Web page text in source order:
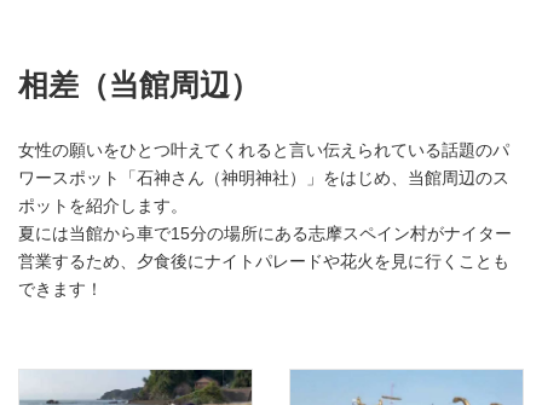
相差（当館周辺）
女性の願いをひとつ叶えてくれると言い伝えられている話題のパ
ワースポット「石神さん（神明神社）」をはじめ、当館周辺のス
ポットを紹介します。
夏には当館から車で15分の場所にある志摩スペイン村がナイター
営業するため、夕食後にナイトパレードや花火を見に行くことも
できます！